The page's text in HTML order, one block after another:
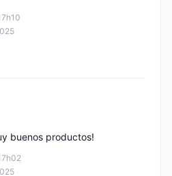
buenos productos!